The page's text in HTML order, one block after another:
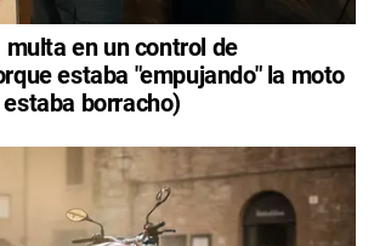
multa en un control de
estaba "empujando" la moto
borracho)